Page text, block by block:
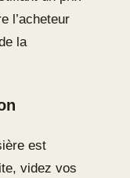
l’acheteur
la
est
videz vos